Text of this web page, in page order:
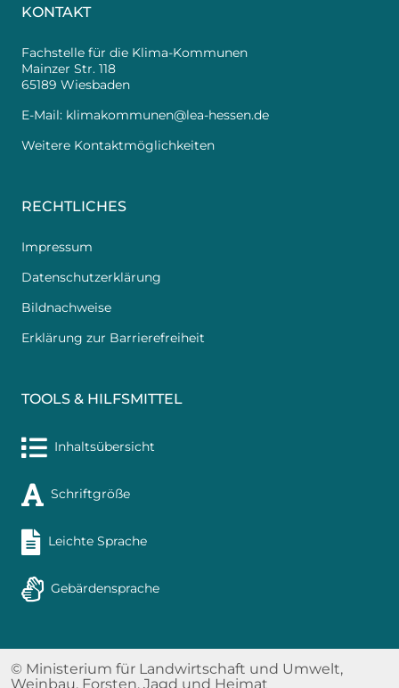
KONTAKT
Fachstelle für die Klima-Kommunen
Mainzer Str. 118
65189 Wiesbaden
E-Mail: klimakommunen@lea-hessen.de
Weitere Kontaktmöglichkeiten
RECHTLICHES
Impressum
Datenschutzerklärung
Bildnachweise
Erklärung zur Barrierefreiheit
TOOLS & HILFSMITTEL
Inhaltsübersicht
Schriftgröße
Leichte Sprache
Gebärdensprache
© Ministerium für Landwirtschaft und Umwelt,
Weinbau, Forsten, Jagd und Heimat